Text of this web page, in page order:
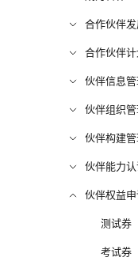
合作伙伴
合作伙伴计
伙伴信息
伙伴组织
伙伴构建
伙伴能力
伙伴权益
测试券
考试券